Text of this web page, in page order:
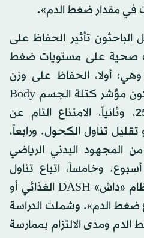
في مقدار ضغط الدم».
تأثير الحفاظ على
صحية على مستويات ضغط
من 25 عاما، وهي: أولا، الحفاظ على وزن
طبيعي للجسم، أي أن يكون مؤشر كتلة الجسم Body
Mass Index أقل من 25. وثانياً، الامتناع التام عن
تقليل تناول الكحول. ورابعاً،
150 دقيقة من المجهود البدني الرياضي
وخامساً، اتباع تناول
الطعام وفق ما يُعرف بنظام «داش» DASH الغذائي أو
ضغط الدم». وشملت الدراسة
ومدى الالتزام بممارسة